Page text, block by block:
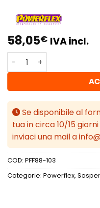
58,05€ IVA incl.
Powerflex Volvo XC70
Se disponibile al
tua in circa 10/15
inviaci una mail a
COD: PFF88-103
Categorie: Powerflex,